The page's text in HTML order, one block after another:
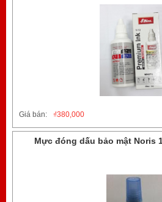
Giá bán: 380,000
₫
Mực đóng dấu bảo mật Noris